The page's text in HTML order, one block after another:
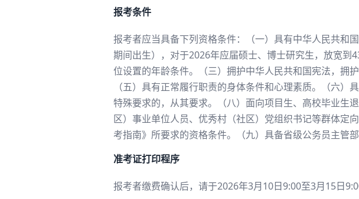
报考条件
报考者应当具备下列资格条件：（一）具有中华人民共和
期间出生），对于2026年应届硕士、博士研究生，放宽
位设置的年龄条件。（三）拥护中华人民共和国宪法，拥
（五）具有正常履行职责的身体条件和心理素质。（六
特殊要求的，从其要求。（八）面向项目生、高校毕业生
区）事业单位人员、优秀村（社区）党组织书记等群体定
考指南》所要求的资格条件。（九）具备省级公务员主管
准考证打印程序
报考者缴费确认后，请于2026年3月10日9:00至3月15日